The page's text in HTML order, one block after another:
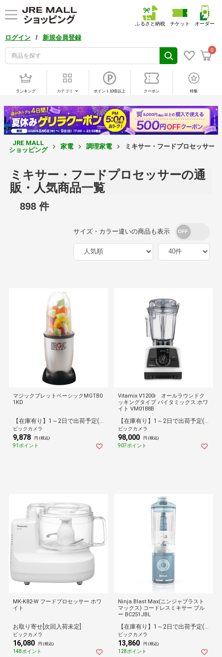
ログイン / 新規会員登録
0
ふるさと納税 チケット オーダー
ランキング カテゴリ ポイント10倍以上 クーポン 特集
JRE MALL
ショッピング
家電 調理家電 ミキサー・フードプロセッサー
ミキサー・フードプロセッサーの通
販・人気商品一覧
898 件
サイズ・カラー違いの商品も表示
マジックブレットベーシックMGTB0
1KD
【在庫有り】1～2日で出荷予定(日付指定可)
ビックカメラ
9,878 円 (税込)
91ポイント
Vitamix V1200i オールラウンドク
ッキングタイプ バイタミックス ホワ
イト VM0188B
【在庫有り】1～2日で出荷予定(日付指定可)
ビックカメラ
98,000 円 (税込)
907ポイント
MK-K82-W フードプロセッサー ホワ
イト
お取り寄せ[次回入荷未定]
ビックカメラ
16,080 円 (税込)
148ポイント
Ninja Blast Max(ニンジャブラスト
マックス) コードレスミキサー ブル
ー BC251JBL
【在庫有り】1～2日で出荷予定(日付指定可)
ビックカメラ
13,860 円 (税込)
128ポイント